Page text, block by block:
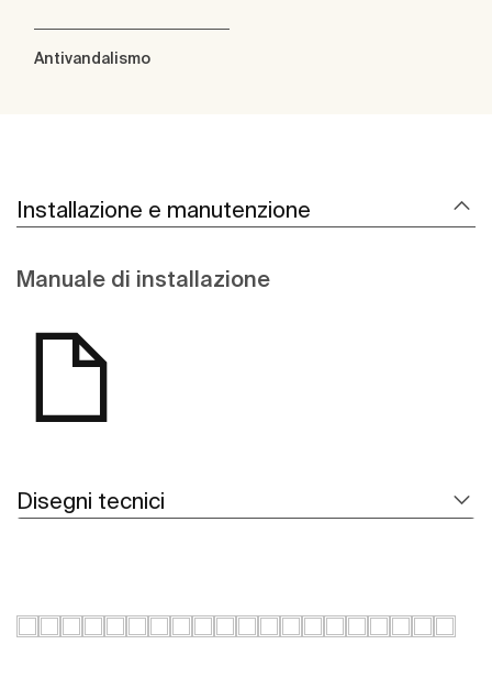
Antivandalismo
Installazione e manutenzione
Manuale di installazione
Disegni tecnici